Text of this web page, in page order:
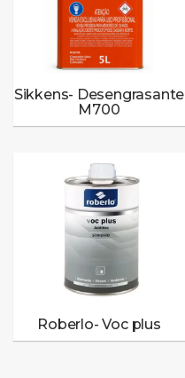
Sikkens- Desengrasante
M700
Roberlo- Voc plus